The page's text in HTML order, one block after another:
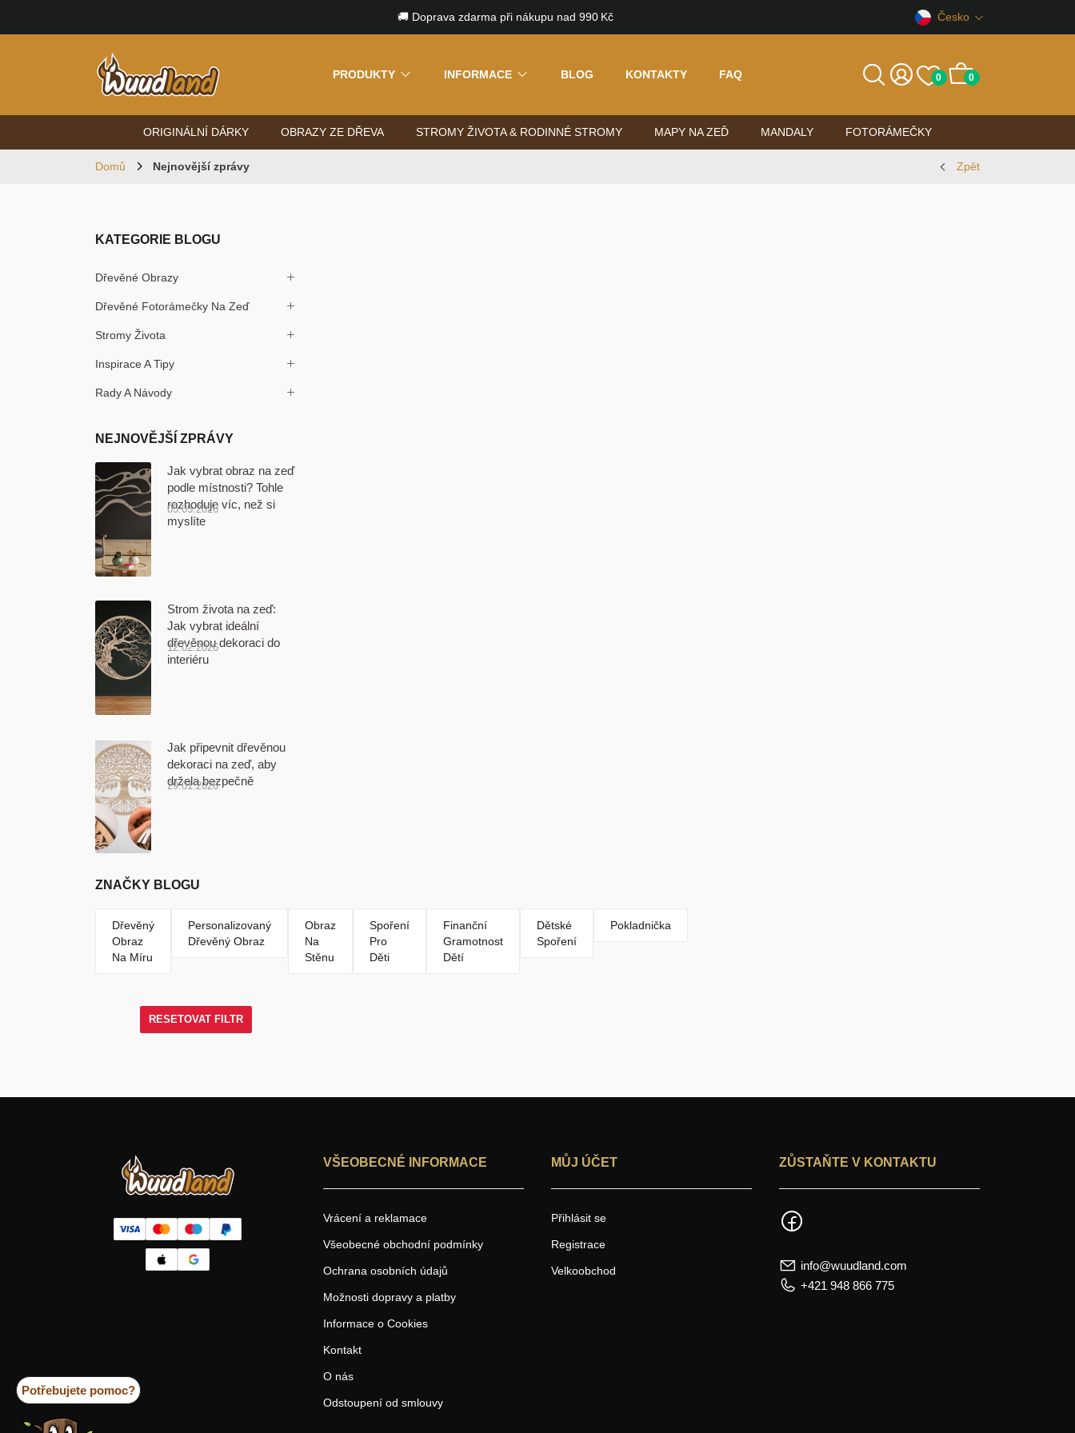
🚚 Doprava zdarma při nákupu nad 990 Kč Česko
PRODUKTY INFORMACE BLOG KONTAKTY FAQ 0 0
ORIGINÁLNÍ DÁRKY OBRAZY ZE DŘEVA STROMY ŽIVOTA & RODINNÉ STROMY MAPY NA ZEĎ MANDALY FOTORÁMEČKY
Domů Nejnovější zprávy Zpět
KATEGORIE BLOGU
Dřevěné Obrazy
Dřevěné Fotorámečky Na Zeď
Stromy Života
Inspirace A Tipy
Rady A Návody
NEJNOVĚJŠÍ ZPRÁVY
Jak vybrat obraz na zeď
podle místnosti? Tohle
rozhoduje víc, než si
myslíte
05.05.2026
Strom života na zeď:
Jak vybrat ideální
dřevěnou dekoraci do
interiéru
12.02.2026
Jak připevnit dřevěnou
dekoraci na zeď, aby
držela bezpečně
29.01.2026
ZNAČKY BLOGU
Dřevěný
Obraz
Na Míru
Personalizovaný
Dřevěný Obraz
Obraz
Na
Stěnu
Spoření
Pro
Děti
Finanční
Gramotnost
Dětí
Dětské
Spoření
Pokladnička
RESETOVAT FILTR
VŠEOBECNÉ INFORMACE
Vrácení a reklamace
Všeobecné obchodní podmínky
Ochrana osobních údajů
Možnosti dopravy a platby
Informace o Cookies
Kontakt
O nás
Odstoupení od smlouvy
MŮJ ÚČET
Přihlásit se
Registrace
Velkoobchod
ZŮSTAŇTE V KONTAKTU
info@wuudland.com
+421 948 866 775
Potřebujete pomoc?